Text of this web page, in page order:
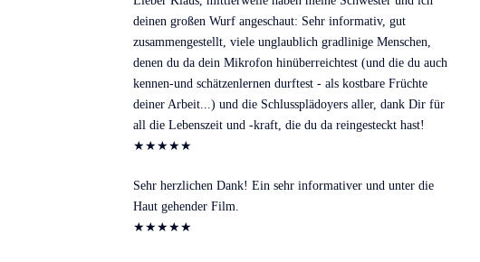
deinen großen Wurf angeschaut: Sehr informativ, gut
zusammengestellt, viele unglaublich gradlinige Menschen,
denen du da dein Mikrofon hinüberreichtest (und die du auch
kennen-und schätzenlernen durftest - als kostbare Früchte
deiner Arbeit...) und die Schlussplädoyers aller, dank Dir für
all die Lebenszeit und -kraft, die du da reingesteckt hast!
★★★★★
Sehr herzlichen Dank! Ein sehr informativer und unter die
Haut gehender Film.
★★★★★